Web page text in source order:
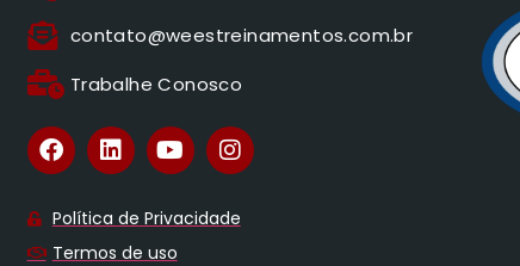
contato@weestreinamentos.com.br
Trabalhe Conosco
Política de Privacidade
Termos de uso